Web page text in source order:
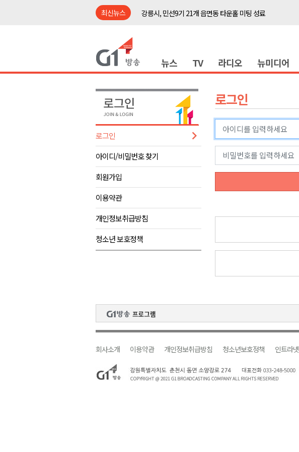
최신뉴스
강릉시, 민선9기 21개 읍면동 타운홀 미팅 성료
<강원랜드> 마카오 카지노 "복합리조트로 진화 중"
강원도립대학교, 하반기 평생교육원 수강생 모집
태백시, 28~29일 제5회 황부자 며느리 축제
오늘 극한폭염 계속..낮 최고 ‘영상 38도’
썩고, 무르고..농산물 피해 속출
썩고, 무르고..농산물 피해 속출
강릉시, 민선9기 21개 읍면동 타운홀 미팅 성료
양구군, 원주환경청에 비점오염저감 사업 등 건의
<강원랜드> 관광객이 인구 3배..싱가포르 복합리조트
<강원랜드> 마카오 카지노 "복합리조트로 진화 중"
원주시, 하반기 중소기업육성자금 지원 접수
썩고, 무르고..농산물 피해 속출
뉴스 TV 라디오 뉴미디어
로그인
아이디/비밀번호 찾기
회원가입
이용약관
개인정보취급방침
청소년 보호정책
로그인
회사소개 이용약관 개인정보취급방침 청소년보호정책 인트라넷